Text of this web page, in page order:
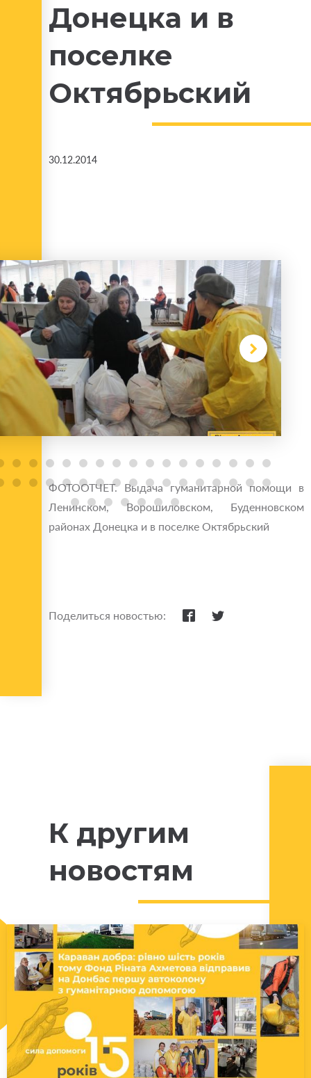
Донецка и в
поселке
Октябрьский
30.12.2014
ФОТООТЧЕТ. Выдача гуманитарной помощи в
Ленинском, Ворошиловском, Буденновском
районах Донецка и в поселке Октябрьский
Поделиться новостью:
К другим
новостям